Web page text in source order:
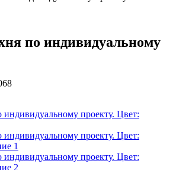
по индивидуальному